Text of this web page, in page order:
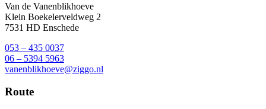
Van de Vanenblikhoeve
Klein Boekelerveldweg 2
7531 HD Enschede
053 – 435 0037
06 – 5394 5963
vanenblikhoeve@ziggo.nl
Route